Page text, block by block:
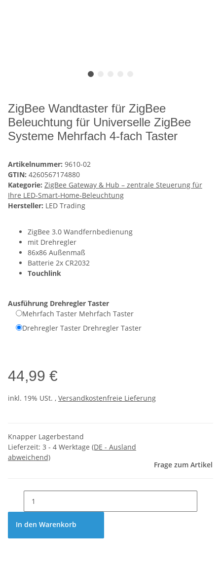
ZigBee Wandtaster für ZigBee
Beleuchtung für Universelle ZigBee
Systeme Mehrfach 4-fach Taster
Artikelnummer: 9610-02
GTIN: 4260567174880
Kategorie: ZigBee Gateway & Hub – zentrale Steuerung für
Ihre LED-Smart‑Home‑Beleuchtung
Hersteller: LED Trading
ZigBee 3.0 Wandfernbedienung
mit Drehregler
86x86 Außenmaß
Batterie 2x CR2032
Touchlink
Ausführung Drehregler Taster
Mehrfach Taster Mehrfach Taster
Drehregler Taster Drehregler Taster
44,99 €
inkl. 19% USt. , Versandkostenfreie Lieferung
Knapper Lagerbestand
Lieferzeit: 3 - 4 Werktage (DE - Ausland
abweichend)
Frage zum Artikel
In den Warenkorb